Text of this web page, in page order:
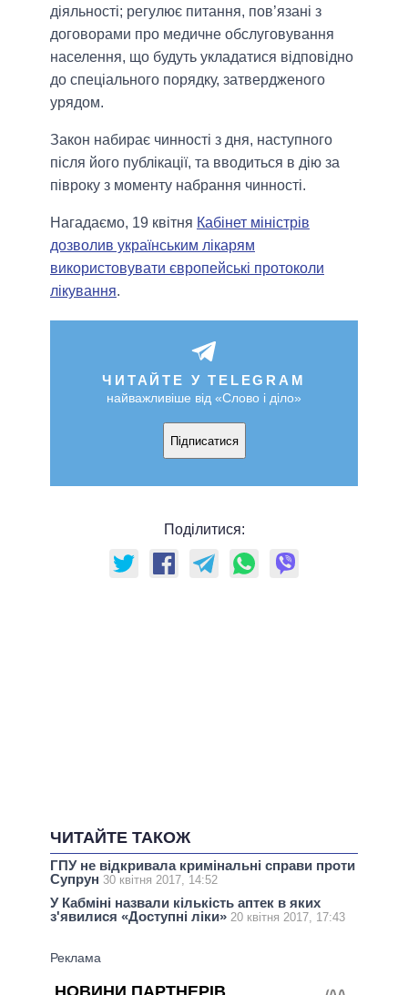
діяльності; регулює питання, пов’язані з
договорами про медичне обслуговування
населення, що будуть укладатися відповідно
до спеціального порядку, затвердженого
урядом.
Закон набирає чинності з дня, наступного
після його публікації, та вводиться в дію за
півроку з моменту набрання чинності.
Нагадаємо, 19 квітня Кабінет міністрів
дозволив українським лікарям
використовувати європейські протоколи
лікування.
ЧИТАЙТЕ У TELEGRAM
найважливіше від «Слово і діло»
Підписатися
Поділитися:
ЧИТАЙТЕ ТАКОЖ
ГПУ не відкривала кримінальні справи проти
Супрун 30 квітня 2017, 14:52
У Кабміні назвали кількість аптек в яких
з'явилися «Доступні ліки» 20 квітня 2017, 17:43